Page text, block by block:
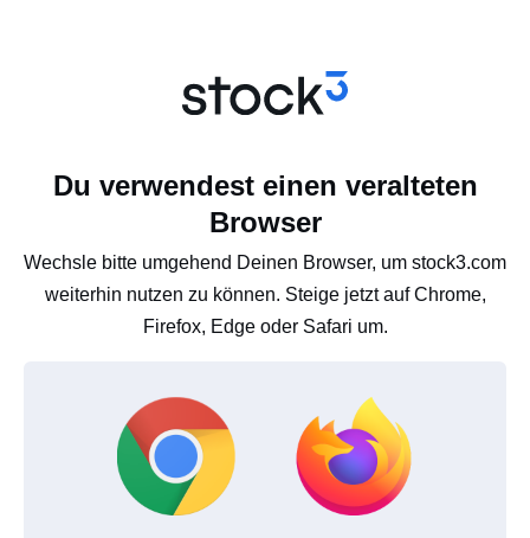
Du verwendest einen veralteten
Browser
Wechsle bitte umgehend Deinen Browser, um stock3.com
weiterhin nutzen zu können. Steige jetzt auf Chrome,
Firefox, Edge oder Safari um.